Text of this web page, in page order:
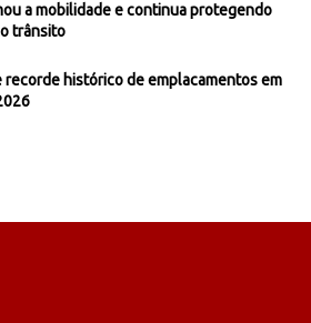
a mobilidade e continua protegendo
trânsito
recorde histórico de emplacamentos em